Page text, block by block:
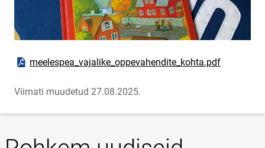
meelespea_vajalike_oppevahendite_kohta.pdf
Ava PDF-dokument
Viimati muudetud 27.08.2025.